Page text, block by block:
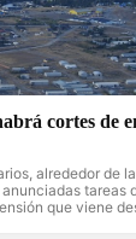
cortes de
alrededor de
tareas
que viene